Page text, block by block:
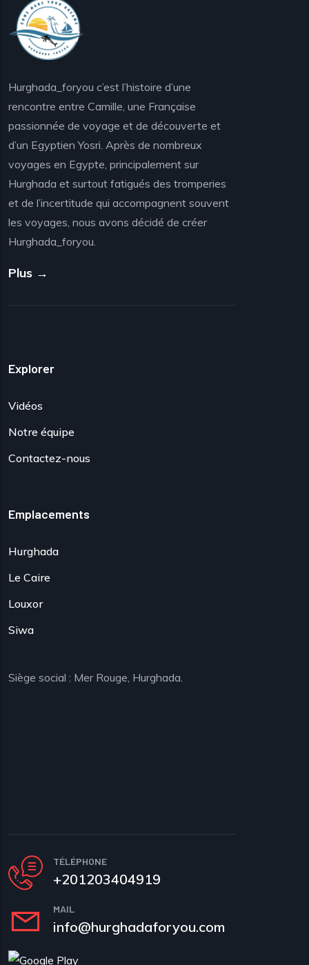
Hurghada_foryou c’est l’histoire d’une
rencontre entre Camille, une Française
passionnée de voyage et de découverte et
d’un Egyptien Yosri. Après de nombreux
voyages en Egypte, principalement sur
Hurghada et surtout fatigués des tromperies
et de l’incertitude qui accompagnent souvent
les voyages, nous avons décidé de créer
Hurghada_foryou.
Plus →
Explorer
Vidéos
Notre équipe
Contactez-nous
Emplacements
Hurghada
Le Caire
Louxor
Siwa
Siège social : Mer Rouge, Hurghada.
TÉLÉPHONE
+201203404919
MAIL
info@hurghadaforyou.com